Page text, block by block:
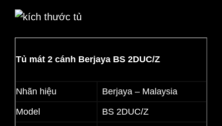
Tủ mát 2 cánh Berjaya BS 2DUC/Z
Nhãn hiệu Berjaya – Malaysia
Model BS 2DUC/Z